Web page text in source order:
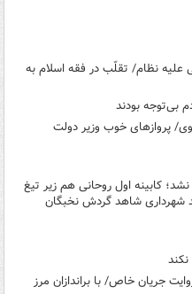
علیه نظام/ تقلّب در فقه اسلام به
بی‌توجه بودند
پروازهای خوب وزیر دولت
کابینه اول روحانی هم زیر تیغ
شهرداری شاهد گردش نخبگان
ناآرامی‌های دیماه ۹۶ به روایت جریان خاص/ با براندازان مرز